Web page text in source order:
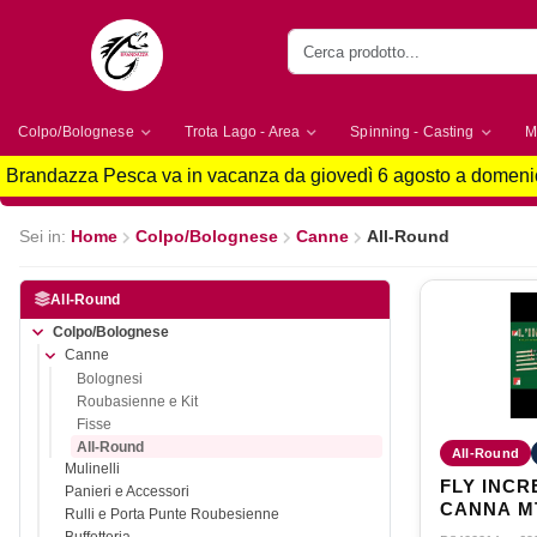
Colpo/Bolognese Trota Lago - Area Spinning - Casting
Brandazza Pesca va in vacanza da giovedì 6 agosto a
Sei in: Home Colpo/Bolognese Canne All-Round
All-Round
Colpo/Bolognese
Canne
Bolognesi
Roubasienne e Kit
Fisse
All-Round
Mulinelli
Panieri e Accessori
Rulli e Porta Punte Roubesienne
All-Round
FLY
CANNA
50GR